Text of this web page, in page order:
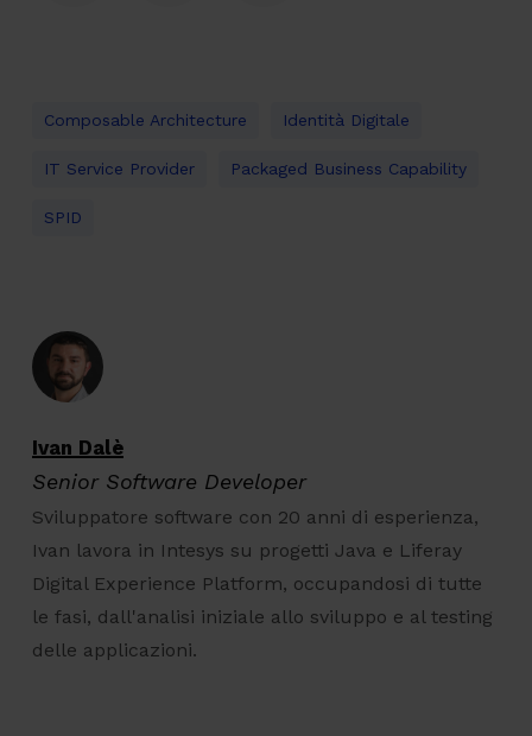
Composable Architecture Identità Digitale
IT Service Provider Packaged Business Capability
SPID
Ivan Dalè
Senior Software Developer
Sviluppatore software con 20 anni di esperienza,
Ivan lavora in Intesys su progetti Java e Liferay
Digital Experience Platform, occupandosi di tutte
le fasi, dall'analisi iniziale allo sviluppo e al testing
delle applicazioni.